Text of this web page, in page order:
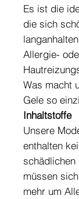
Es ist die
die sich
Allergie-
Was macht
Gele so
Inhaltstoffe
Unsere
enthalten
schädlichen
müssen
mehr um